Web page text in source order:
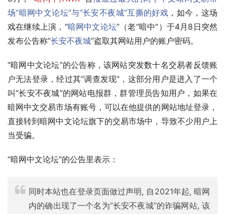
场“暗网中文论坛”与“长安不夜城”互撕的好戏 ，如今，这场
戏在继续上演，“暗网中文论坛”（老“暗中”）于4月8日突然
发布公告称“长安不夜城”盗取其网站用户的账户密码。
“暗网中文论坛”的公告称，该网站突发数十名交易者反馈账
户无法登录，经过其“调查发现”，这部分用户是进入了一个
叫“长安不夜城”的网站电报群，群管理员告知用户，如果在
暗网中文交易市场有账号，可以在他提供的网站地址登录，
直接转到暗网中文论坛旗下的交易市场中，导致不少用户上
当受骗。
“暗网中文论坛”的公告里表示：
同时本站也在登录页面做过声明, 自2021年起, 暗网
内的确出现了一个名为”长安不夜城”的诈骗网站, 该